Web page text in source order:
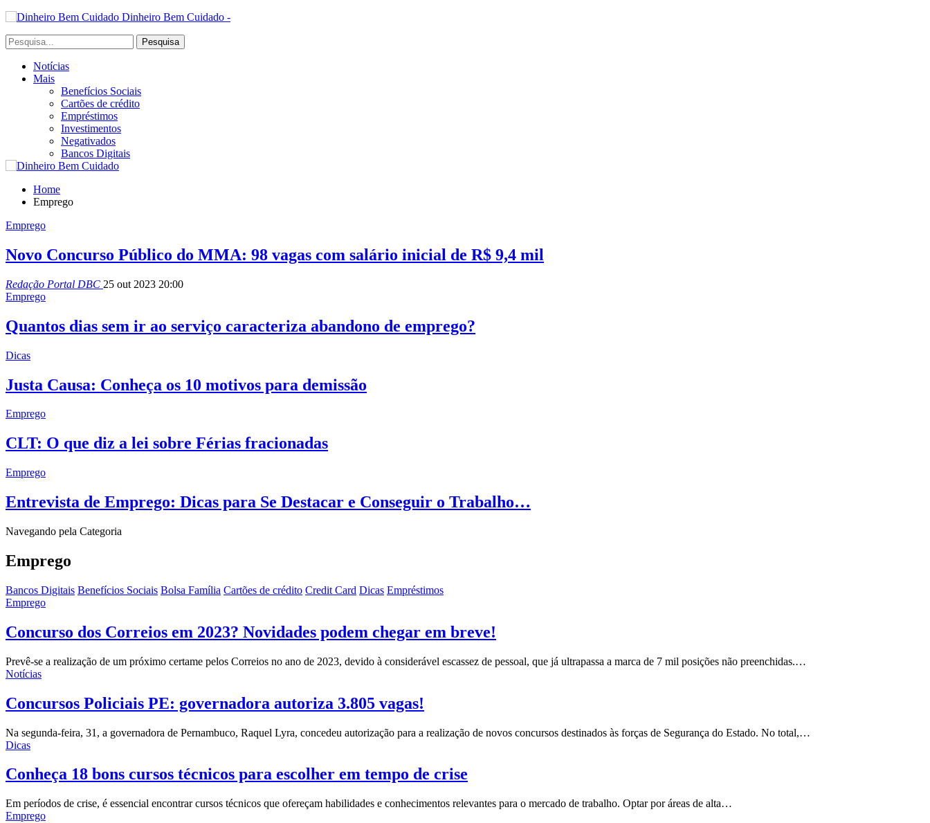
Dinheiro Bem Cuidado -
Notícias
Mais
Benefícios Sociais
Cartões de crédito
Empréstimos
Investimentos
Negativados
Bancos Digitais
Home
Emprego
Emprego
Novo Concurso Público do MMA: 98 vagas com salário inicial de R$ 9,4 mil
Redação Portal DBC 25 out 2023 20:00
Emprego
Quantos dias sem ir ao serviço caracteriza abandono de emprego?
Dicas
Justa Causa: Conheça os 10 motivos para demissão
Emprego
CLT: O que diz a lei sobre Férias fracionadas
Emprego
Entrevista de Emprego: Dicas para Se Destacar e Conseguir o Trabalho…
Navegando pela Categoria
Emprego
Bancos Digitais Benefícios Sociais Bolsa Família Cartões de crédito Credit Card Dicas Empréstimos
Emprego
Concurso dos Correios em 2023? Novidades podem chegar em breve!
Prevê-se a realização de um próximo certame pelos Correios no ano de 2023, devido à considerável escassez de pessoal, que já ultrapassa a marca de 7 mil posições não preenchidas.…
Notícias
Concursos Policiais PE: governadora autoriza 3.805 vagas!
Na segunda-feira, 31, a governadora de Pernambuco, Raquel Lyra, concedeu autorização para a realização de novos concursos destinados às forças de Segurança do Estado. No total,…
Dicas
Conheça 18 bons cursos técnicos para escolher em tempo de crise
Em períodos de crise, é essencial encontrar cursos técnicos que ofereçam habilidades e conhecimentos relevantes para o mercado de trabalho. Optar por áreas de alta…
Emprego